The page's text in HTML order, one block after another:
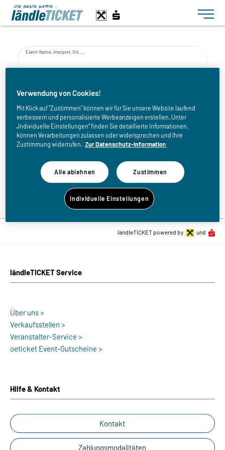
Toggle
Event-Name, Interpret, Ort, ...
bis
Zurück zur Eventliste
ländleTICKET Service
Über uns >
Verkaufsstellen >
Veranstalter-Service >
oeticket Event-Gutscheine >
Hilfe & Kontakt
Kontakt
Zahlungsmodalitäten
ländleTICKET powered by und
Verwendung von Cookies!
Mit Klick auf "Zustimmen" können wir für Sie unsere Website laufend
verbessern und personalisierte Werbeanzeigen erstellen. Unter
„Individuelle Einstellungen“ finden Sie detaillierte Informationen,
können Verarbeitungen zulassen oder widersprechen und Ihre
Zustimmung widerrufen. Zur Datenschutz-Information
Alle ablehnen Zustimmen
Individuelle Einstellungen